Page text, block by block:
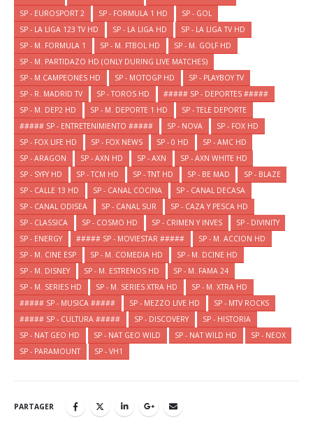
SP - EUROSPORT 2
SP - FORMULA 1 HD
SP - GOL
SP - LA LIGA 123 TV HD
SP - LA LIGA HD
SP - LA LIGA TV HD
SP - M. FORMULA 1
SP - M. FTBOL HD
SP - M. GOLF HD
SP - M. PARTIDAZO HD (ONLY DURING LIVE MATCHES)
SP - M.CAMPEONES HD
SP - MOTOGP HD
SP - PLAYBOY TV
SP - R. MADRID TV
SP - TOROS HD
##### SP - DEPORTES #####
SP - M. DEP2 HD
SP - M. DEPORTE 1 HD
SP - TELE DEPORTE
##### SP - ENTRETENIMIENTO #####
SP - NOVA
SP - FOX HD
SP - FOX LIFE HD
SP - FOX NEWS SP - 0 HD
SP - AMC HD
SP - ARAGON
SP - AXN HD SP - AXN
SP - AXN WHITE HD
SP - SYFY HD
SP - TCM HD SP - TNT HD SP - BE MAD
SP - BLAZE
SP - CALLE 13 HD
SP - CANAL COCINA
SP - CANAL DECASA
SP - CANAL ODISEA
SP - CANAL SUR
SP - CAZA Y PESCA HD
SP - CLASSICA
SP - COSMO HD SP - CRIMEN Y INVES
SP - DIVINITY
SP - ENERGY
##### SP - MOVIESTAR #####
SP - M. ACCION HD
SP - M. CINE ESP
SP - M. COMEDIA HD
SP - M. DCINE HD
SP - M. DISNEY
SP - M. ESTRENOS HD
SP - M. FAMA 24
SP - M. SERIES HD
SP - M. SERIES XTRA HD
SP - M. XTRA HD
##### SP - MUSICA #####
SP - MEZZO LIVE HD
SP - MTV ROCKS
##### SP - CULTURA #####
SP - DISCOVERY
SP - HISTORIA
SP - NAT GEO HD
SP - NAT GEO WILD SP - NAT WILD HD
SP - NEOX
SP - PARAMOUNT
SP - VH1
PARTAGER